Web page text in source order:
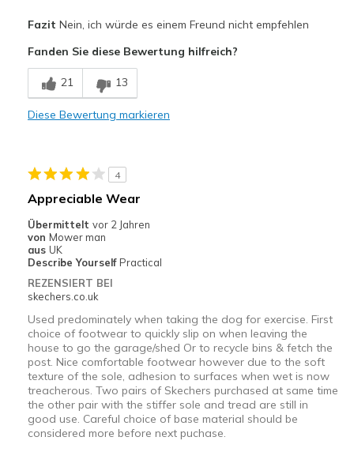
Geeignete Verwendung
Casual Wear
View On Shoes
Shoes are for Wearing
Fazit Nein, ich würde es einem Freund nicht empfehlen
Fanden Sie diese Bewertung hilfreich?
21 13
Diese Bewertung markieren
4
Appreciable Wear
Übermittelt vor 2 Jahren
von Mower man
aus UK
Describe Yourself Practical
REZENSIERT BEI
skechers.co.uk
Used predominately when taking the dog for exercise. First
choice of footwear to quickly slip on when leaving the
house to go the garage/shed Or to recycle bins & fetch the
post. Nice comfortable footwear however due to the soft
texture of the sole, adhesion to surfaces when wet is now
treacherous. Two pairs of Skechers purchased at same time
the other pair with the stiffer sole and tread are still in
good use. Careful choice of base material should be
considered more before next puchase.